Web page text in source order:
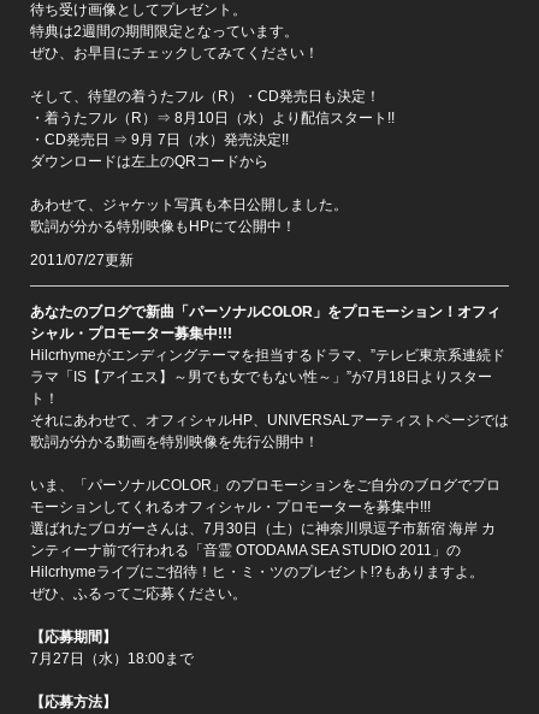
待ち受け画像としてプレゼント。
特典は2週間の期間限定となっています。
ぜひ、お早目にチェックしてみてください！
そして、待望の着うたフル（R）・CD発売日も決定！
・着うたフル（R）⇒ 8月10日（水）より配信スタート!!
・CD発売日 ⇒ 9月 7日（水）発売決定!!
ダウンロードは左上のQRコードから
あわせて、ジャケット写真も本日公開しました。
歌詞が分かる特別映像もHPにて公開中！
2011/07/27更新
あなたのブログで新曲「パーソナルCOLOR」をプロモーション！オフィ
シャル・プロモーター募集中!!!
Hilcrhymeがエンディングテーマを担当するドラマ、”テレビ東京系連続ド
ラマ「IS【アイエス】～男でも女でもない性～」”が7月18日よりスター
ト！
それにあわせて、オフィシャルHP、UNIVERSALアーティストページでは
歌詞が分かる動画を特別映像を先行公開中！
いま、「パーソナルCOLOR」のプロモーションをご自分のブログでプロ
モーションしてくれるオフィシャル・プロモーターを募集中!!!
選ばれたブロガーさんは、7月30日（土）に神奈川県逗子市新宿 海岸 カ
ンティーナ前で行われる「音霊 OTODAMA SEA STUDIO 2011」の
Hilcrhymeライブにご招待！ヒ・ミ・ツのプレゼント!?もありますよ。
ぜひ、ふるってご応募ください。
【応募期間】
7月27日（水）18:00まで
【応募方法】